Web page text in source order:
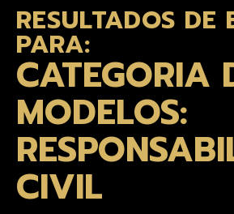
RESULTADOS DE
PARA:
CATEGORIA
MODELOS:
CIVIL